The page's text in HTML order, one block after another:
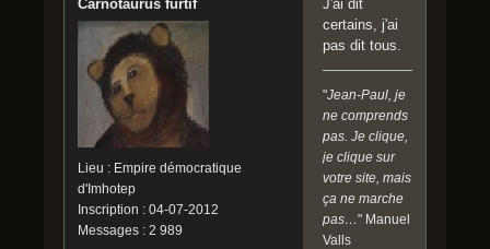
Carnotaurus furtif
Lieu : Empire démocratique
d'Imhotep
Inscription : 04-07-2012
Messages : 2 989
J'ai dit
certains, j'ai
pas dit tous.
"Jean-Paul, je
ne comprends
pas. Je clique,
je clique sur
votre site, mais
ça ne marche
pas…" Manuel
Valls